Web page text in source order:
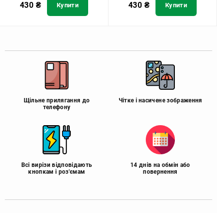
430 ₴ Купити 430 ₴ Купити
Щільне прилягання до
телефону
Чітке і насичене зображення
Всі вирізи відповідають
кнопкам і роз'ємам
14 днів на обмін або
повернення